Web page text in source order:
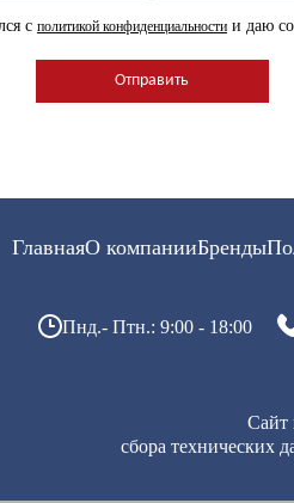
с политикой конфиденциальности и даю
ГлавнаяО компанииБренды
Пнд.- Птн.: 9:00 - 18:00
Сайт
сбора технических